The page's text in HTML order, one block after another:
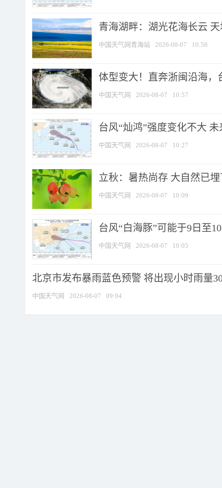
青海湖畔：湖光花海长云
中国天气网青海站 2026-08-07 10:58
体型变大！直奔浙闽沿海，
中国天气网 2026-08-07 10:57
台风“灿鸿”强度变化不大
中国天气网 2026-08-07 10:27
立秋：暑热尚存 大自然已
中国天气网 2026-08-07 10:09
台风“白海豚”可能于9日至
中国天气网 2026-08-07 10:05
北京市发布暴雨蓝色预警 将出现小时雨量
中国天气网 2026-08-07 09:04